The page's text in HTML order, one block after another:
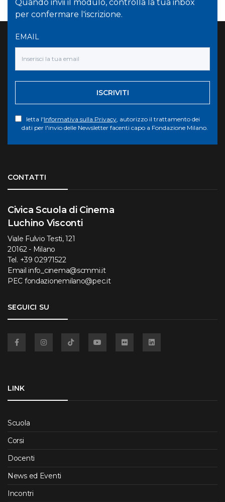
Quando invii il modulo, controlla la tua inbox
per confermare l'iscrizione.
EMAIL
ISCRIVITI
letta l'Informativa sulla Privacy , autorizzo il trattamento dei
dati per l'invio delle Newsletter facenti capo a Fondazione Milano.
CONTATTI
Civica Scuola di Cinema
Luchino Visconti
Viale Fulvio Testi, 121
20162 - Milano
Tel. +39 02971522
Email info_cinema@scmmi.it
PEC fondazionemilano@pec.it
SEGUICI SU
LINK
Scuola
Corsi
Docenti
News ed Eventi
Incontri